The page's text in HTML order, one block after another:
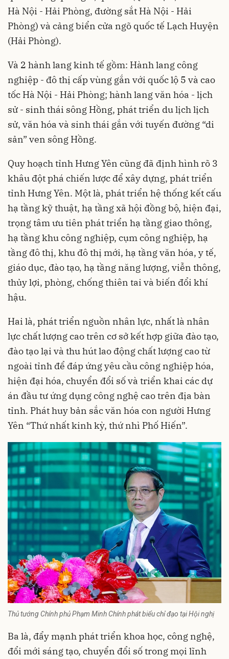
Hà Nội - Hải Phòng, đường sắt Hà Nội - Hải
Phòng) và cảng biển cửa ngõ quốc tế Lạch Huyện
(Hải Phòng).
Và 2 hành lang kinh tế gồm: Hành lang công
nghiệp - đô thị cấp vùng gắn với quốc lộ 5 và cao
tốc Hà Nội - Hải Phòng; hành lang văn hóa - lịch
sử - sinh thái sông Hồng, phát triển du lịch lịch
sử, văn hóa và sinh thái gắn với tuyến đường “di
sản” ven sông Hồng.
Quy hoạch tỉnh Hưng Yên cũng đã định hình rõ 3
khâu đột phá chiến lược để xây dựng, phát triển
tỉnh Hưng Yên. Một là, phát triển hệ thống kết cấu
hạ tầng kỹ thuật, hạ tầng xã hội đồng bộ, hiện đại,
trọng tâm ưu tiên phát triển hạ tầng giao thông,
hạ tầng khu công nghiệp, cụm công nghiệp, hạ
tầng đô thị, khu đô thị mới, hạ tầng văn hóa, y tế,
giáo dục, đào tạo, hạ tầng năng lượng, viễn thông,
thủy lợi, phòng, chống thiên tai và biến đổi khí
hậu.
Hai là, phát triển nguồn nhân lực, nhất là nhân
lực chất lượng cao trên cơ sở kết hợp giữa đào tạo,
đào tạo lại và thu hút lao động chất lượng cao từ
ngoài tỉnh để đáp ứng yêu cầu công nghiệp hóa,
hiện đại hóa, chuyển đổi số và triển khai các dự
án đầu tư ứng dụng công nghệ cao trên địa bàn
tỉnh. Phát huy bản sắc văn hóa con người Hưng
Yên “Thứ nhất kinh kỳ, thứ nhì Phố Hiến”.
Thủ tướng Chính phủ Phạm Minh Chính phát biểu chỉ đạo tại Hội nghị
Ba là, đẩy mạnh phát triển khoa học, công nghệ,
đổi mới sáng tạo, chuyển đổi số trong mọi lĩnh